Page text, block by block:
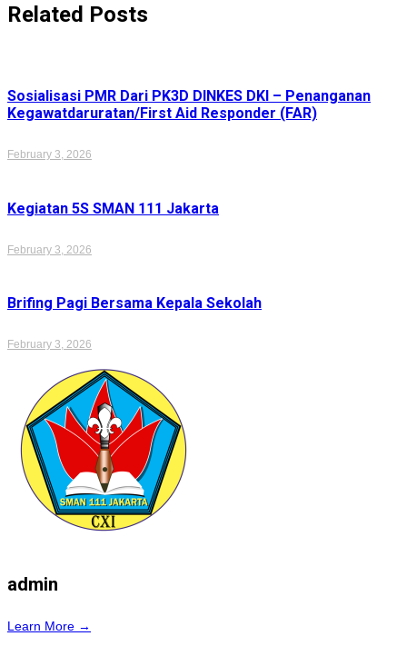
Related Posts
Sosialisasi PMR Dari PK3D DINKES DKI – Penanganan
Kegawatdaruratan/First Aid Responder (FAR)
February 3, 2026
Kegiatan 5S SMAN 111 Jakarta
February 3, 2026
Brifing Pagi Bersama Kepala Sekolah
February 3, 2026
admin
Learn More →